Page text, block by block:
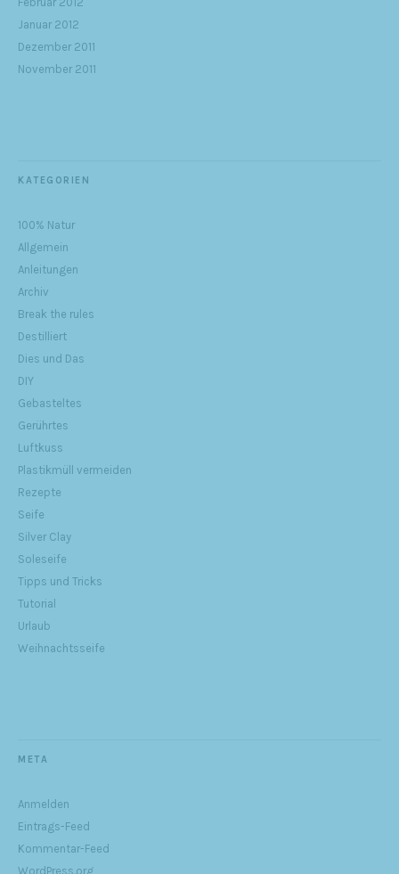
Januar 2012
Dezember 2011
November 2011
KATEGORIEN
100% Natur
Allgemein
Anleitungen
Archiv
Break the rules
Destilliert
Dies und Das
DIY
Gebasteltes
Gerührtes
Luftkuss
Plastikmüll vermeiden
Rezepte
Seife
Silver Clay
Soleseife
Tipps und Tricks
Tutorial
Urlaub
Weihnachtsseife
META
Anmelden
Eintrags-Feed
Kommentar-Feed
WordPress.org